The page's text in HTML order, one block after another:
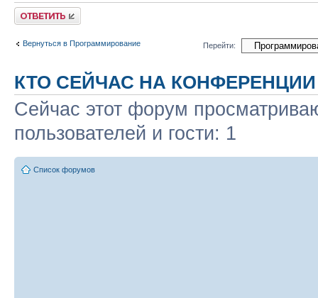
Ответить
Вернуться в Программирование Перейти:
КТО СЕЙЧАС НА КОНФЕРЕНЦИИ
Сейчас этот форум
пользователей и гости: 1
Список форумов